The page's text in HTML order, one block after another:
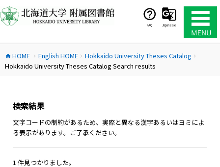
ン
テ
へ
ス
FAQ Japanese
home HOME chevron_right English HOMEchevron_right Hokkaido University Theses Catalog chevron_right
Hokkaido University Theses Catalog Search results
検索結果
文字コードの制約があるため、実際と異なる漢字あるいはヨミによ
る表示があります。ご了承ください。
1 件見つかりました。